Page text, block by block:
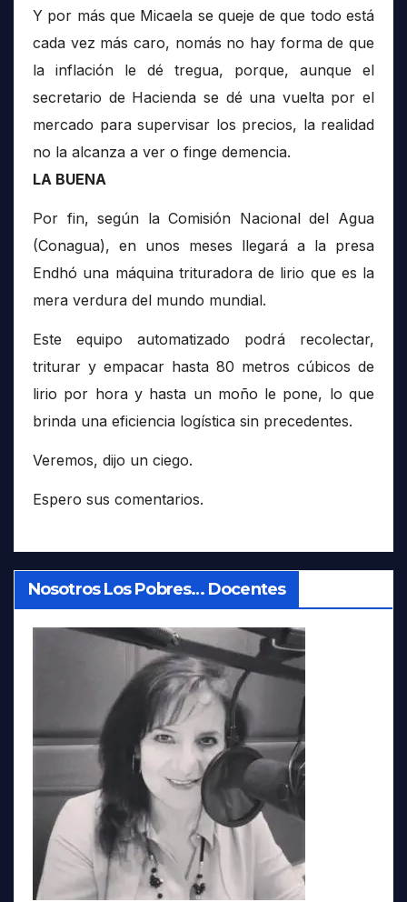
Y por más que Micaela se queje de que todo está
cada vez más caro, nomás no hay forma de que
la inflación le dé tregua, porque, aunque el
secretario de Hacienda se dé una vuelta por el
mercado para supervisar los precios, la realidad
no la alcanza a ver o finge demencia.
LA BUENA
Por fin, según la Comisión Nacional del Agua
(Conagua), en unos meses llegará a la presa
Endhó una máquina trituradora de lirio que es la
mera verdura del mundo mundial.
Este equipo automatizado podrá recolectar,
triturar y empacar hasta 80 metros cúbicos de
lirio por hora y hasta un moño le pone, lo que
brinda una eficiencia logística sin precedentes.
Veremos, dijo un ciego.
Espero sus comentarios.
Nosotros Los Pobres… Docentes